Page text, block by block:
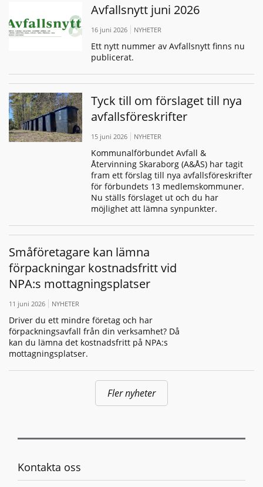
Avfallsnytt juni 2026
16 juni 2026 NYHETER
Ett nytt nummer av Avfallsnytt finns nu
publicerat.
Tyck till om förslaget till nya
avfallsföreskrifter
15 juni 2026 NYHETER
Kommunalförbundet Avfall &
Återvinning Skaraborg (A&ÅS) har tagit
fram ett förslag till nya avfallsföreskrifter
för förbundets 13 medlemskommuner.
Nu ställs förslaget ut och du har
möjlighet att lämna synpunkter.
Småföretagare kan lämna
förpackningar kostnadsfritt vid
NPA:s mottagningsplatser
11 juni 2026 NYHETER
Driver du ett mindre företag och har
förpackningsavfall från din verksamhet? Då
kan du lämna det kostnadsfritt på NPA:s
mottagningsplatser.
Fler nyheter
Kontakta oss